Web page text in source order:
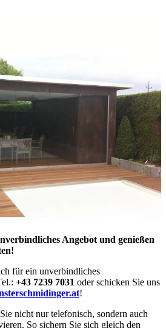
Angebot und genießen
für ein unverbindliches
+43 7239 7031 oder schicken Sie uns
!
nicht nur telefonisch, sondern auch
So sichern Sie sich gleich den